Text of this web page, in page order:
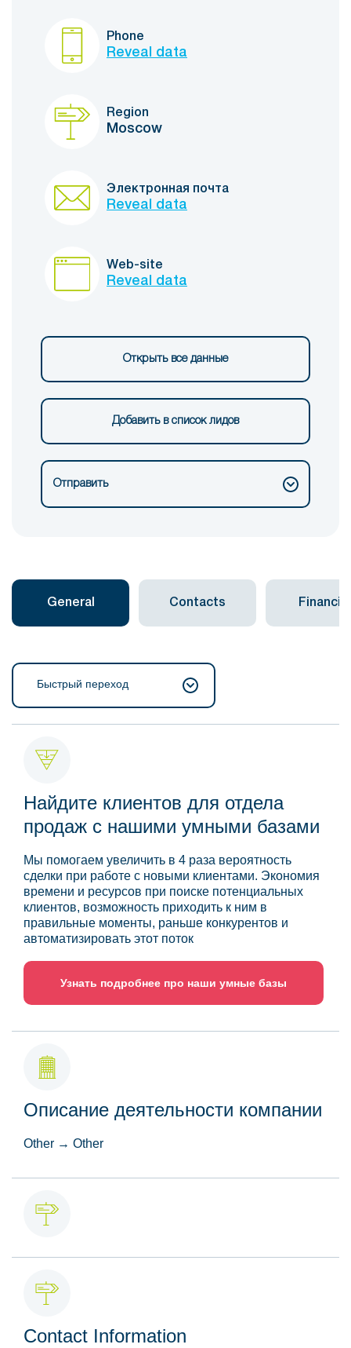
Phone
Reveal data
Region
Moscow
Электронная почта
Reveal data
Web-site
Reveal data
Открыть все данные
Добавить в список лидов
Отправить
General Contacts Financial
Быстрый переход
Найдите клиентов для отдела
продаж с нашими умными базами
Мы помогаем увеличить в 4 раза вероятность
сделки при работе с новыми клиентами. Экономия
времени и ресурсов при поиске потенциальных
клиентов, возможность приходить к ним в
правильные моменты, раньше конкурентов и
автоматизировать этот поток
Узнать подробнее про наши умные базы
Описание деятельности компании
Other → Other
Contact Information